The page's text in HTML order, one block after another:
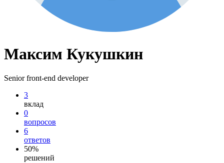
Максим Кукушкин
Senior front-end developer
3
вклад
0
вопросов
6
ответов
50%
решений